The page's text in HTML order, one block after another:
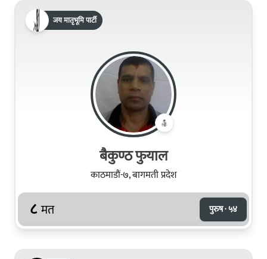
जय मातृभूमि पार्टी
बैकुण्ठ फुयाल
काठमाडौं-७, बागमती प्रदेश
८ मत पुरुष · ५४